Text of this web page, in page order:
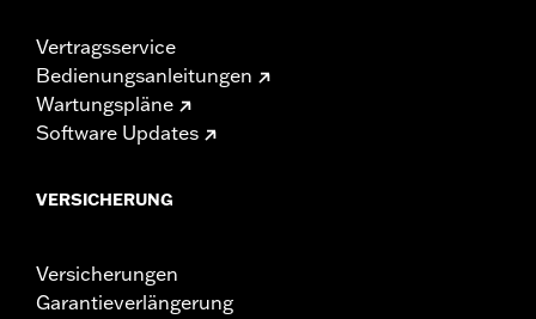
Vertragsservice
Bedienungsanleitungen
Wartungspläne
Software Updates
VERSICHERUNG
Versicherungen
Garantieverlängerung